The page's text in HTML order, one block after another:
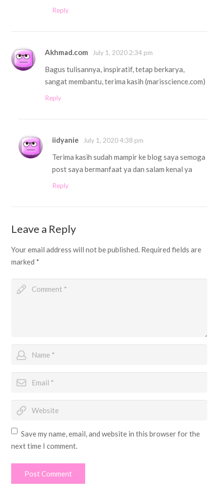
Reply
Akhmad.com July 1, 2020 2:34 pm
Bagus tulisannya, inspiratif, tetap berkarya,
sangat membantu, terima kasih (marisscience.com)
Reply
iidyanie July 1, 2020 4:38 pm
Terima kasih sudah mampir ke blog saya semoga
post saya bermanfaat ya dan salam kenal ya
Reply
Leave a Reply
Your email address will not be published. Required fields are
marked *
Save my name, email, and website in this browser for the
next time I comment.
Post Comment